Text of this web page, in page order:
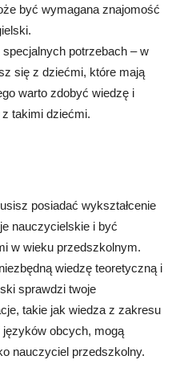
być wymagana znajomość
potrzebach – w
się z dziećmi, które mają
warto zdobyć wiedzę i
takimi dziećmi.
posiadać wykształcenie
nauczycielskie i być
w wieku przedszkolnym.
wiedzę teoretyczną i
sprawdzi twoje
takie jak wiedza z zakresu
obcych, mogą
nauczyciel przedszkolny.